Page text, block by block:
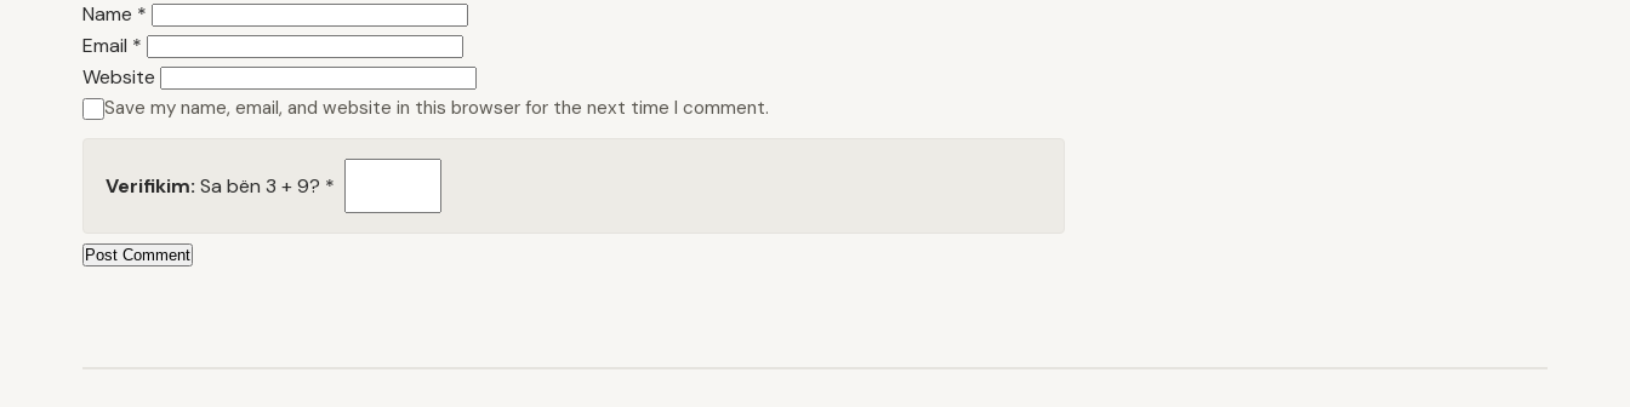
Name *
Email *
Website
Save my name, email, and website in this browser for the next time I comment.
Verifikim: Sa bën 3 + 9? *
Post Comment